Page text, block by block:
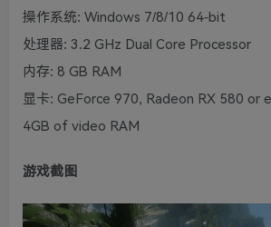
操作系统: Windows 7/8/10 64-bit
处理器: 3.2 GHz Dual Core Processor
内存: 8 GB RAM
显卡: GeForce 970, Radeon RX 580 or
4GB of video RAM
游戏截图